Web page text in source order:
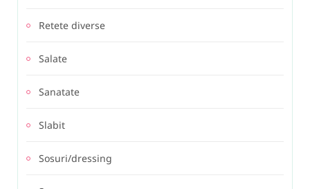
Retete diverse
Salate
Sanatate
Slabit
Sosuri/dressing